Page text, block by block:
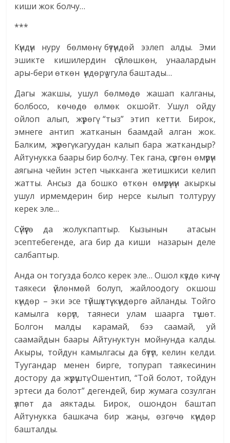
киши жок болчу…
***
Күндүн нуру бөлмөнү бүтүндөй ээлеп алды. Эми
эшикте кишилердин сүйлөшкөн, унаалардын
ары-бери өткөн үндөрү угула баштады…
Дагы жакшы, ушул бөлмөдө жашап калганы,
болбосо, көчөдө өлмөк окшойт. Ушул ойду
ойлоп алып, жүрөгү “тыз” этип кетти. Бирок,
эмнеге антип жатканын баамдай алган жок.
Балким, жүрөгү кагуудан калып бара жаткандыр?
Айтунукка баары бир болчу. Тек гана, сүргөн өмүрүн
аягына чейин эстеп чыкканга жетишкиси келип
жатты. Ансыз да бошко өткөн өмүрүнүн акыркы
ушул ирмемдерин бир нерсе кылып толтуруу
керек эле…
Сүйүүгө да жолукпаптыр. Кызынын атасын
эсептебегенде, ага бир да киши назарын деле
салбаптыр.
Анда он тогузда болсо керек эле… Ошол күздө кичүү
таякеси үйлөнмөй болуп, жайлоодогу окшош
күндөр – эки эсе түйшүктүү күндөргө айланды. Тойго
камылга көрүп, таянеси улам шаарга түшөт.
Болгон малды карамай, бээ саамай, уй
саамайдын баары Айтунуктун мойнунда калды.
Акыры, тойдун камылгасы да бүтүп, келин келди.
Туугандар менен бирге, топурап таякесинин
достору да жүрүштү. Ошентип, “Той болот, тойдун
эртеси да болот” дегендей, бир жумага созулган
үлпөт да аяктады. Бирок, ошондон баштап
Айтунукка башкача бир жаңы, өзгөчө күндөр
башталды.